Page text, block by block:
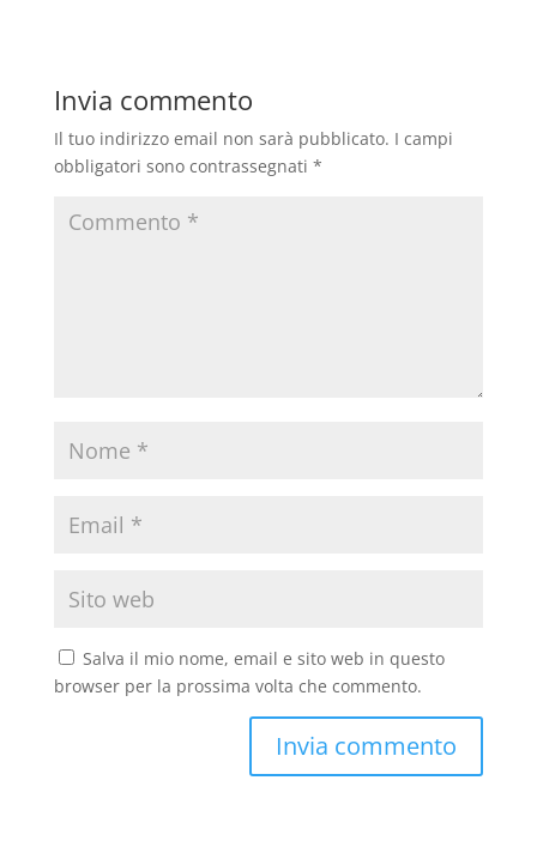
Invia commento
Il tuo indirizzo email non sarà pubblicato. I campi
obbligatori sono contrassegnati *
Salva il mio nome, email e sito web in questo
browser per la prossima volta che commento.